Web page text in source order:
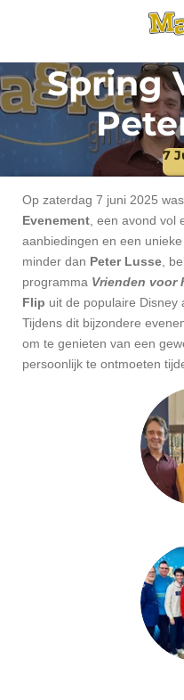
de
hoofdinhoudSpring
7
Op zaterdag 7 juni 2025
Evenement , een avond
aanbiedingen en een
minder dan Peter Lusse ,
programma Vrienden voor
Flip uit de populaire Disney
Tijdens dit bijzondere
om te genieten van een
persoonlijk te ontmoeten